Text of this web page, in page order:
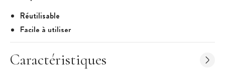
Réutilisable
Facile à utiliser
Pour toutes les bouteilles 70 cl Monin
Caractéristiques de la Pompe Doseuse
Caractéristiques